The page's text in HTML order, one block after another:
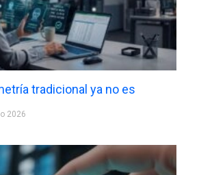
tradicional ya no es
2026